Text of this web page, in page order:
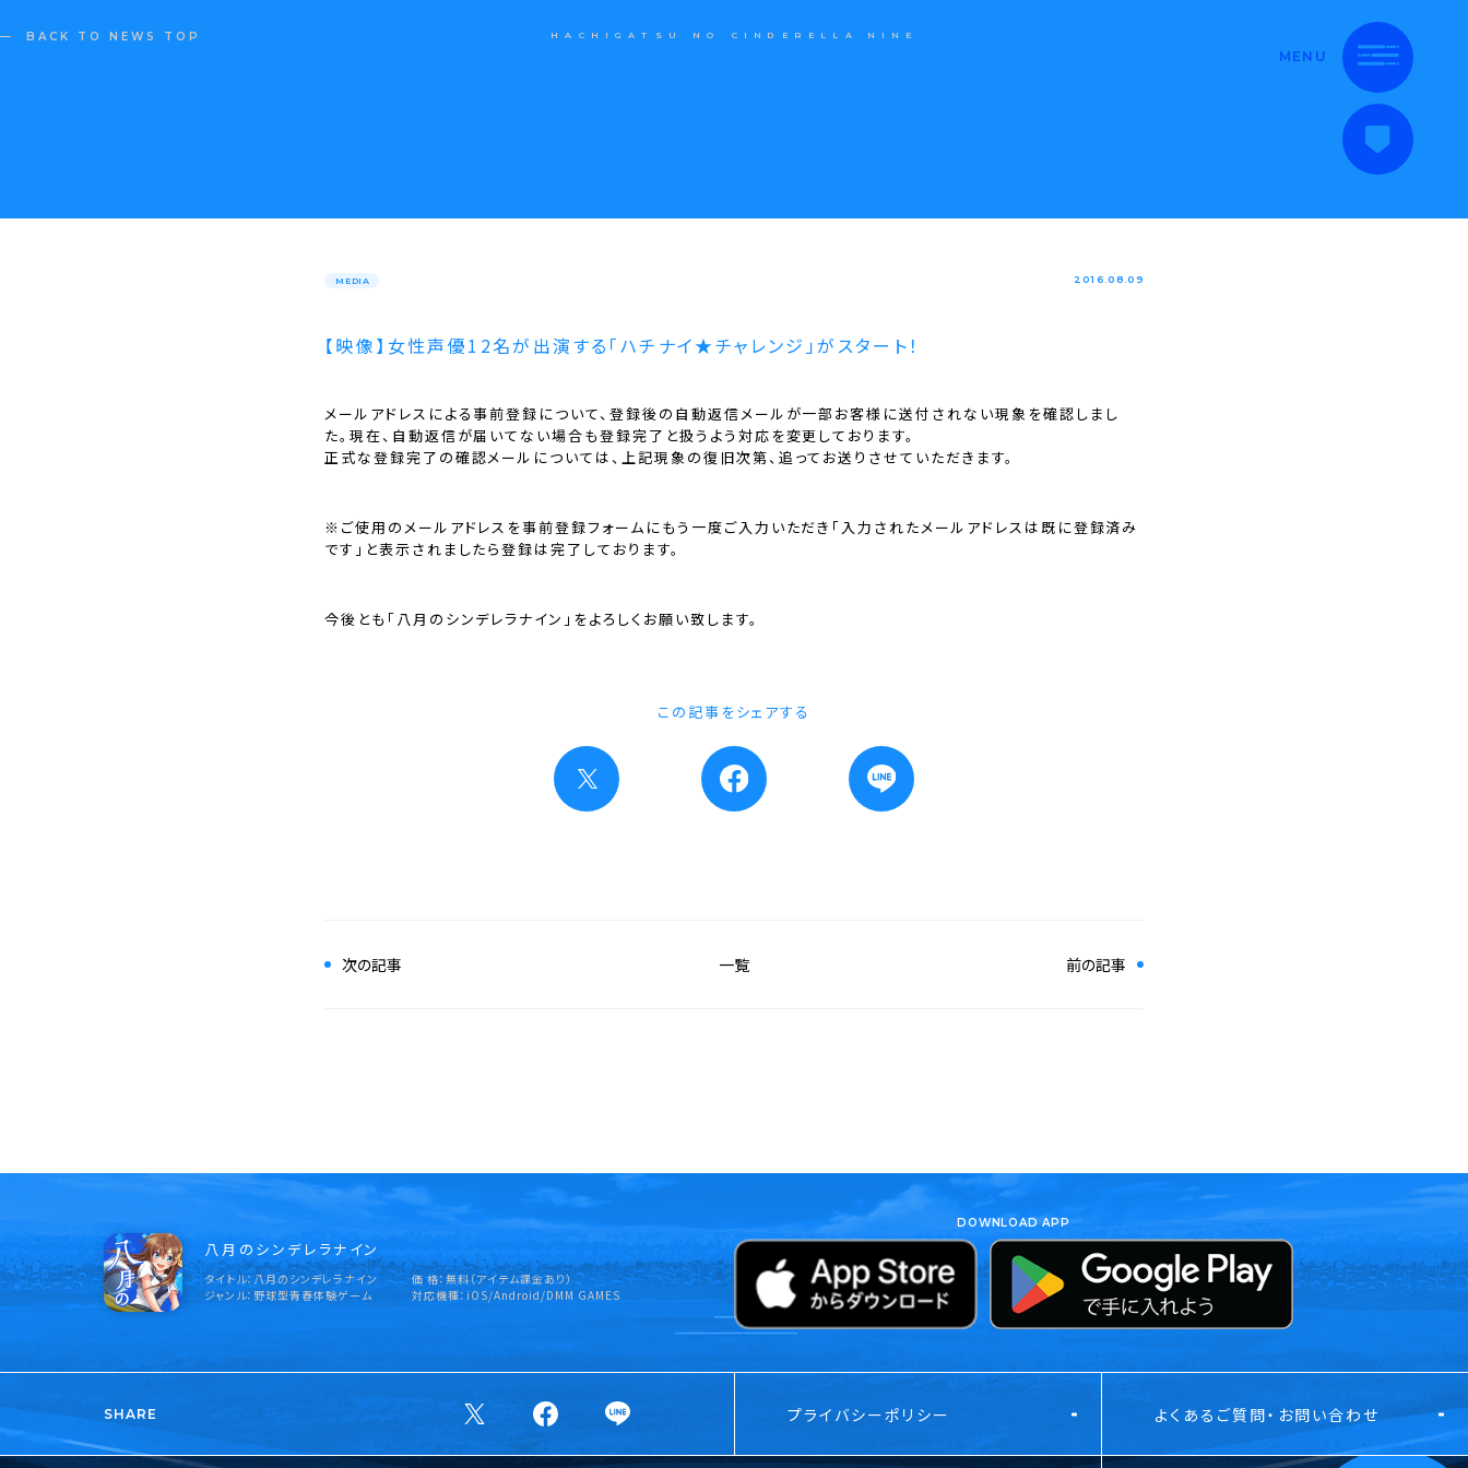
HACHIGATSU NO CINDERELLA NINE
BACK TO NEWS TOP
MEDIA 2016.08.09
【映像】女性声優12名が出演する「ハチナイ★チャレンジ」がスタート！
メールアドレスによる事前登録について、登録後の自動返信メールが一部お客様に送付されない現象を確認しまし
た。現在、自動返信が届いてない場合も登録完了と扱うよう対応を変更しております。
正式な登録完了の確認メールについては、上記現象の復旧次第、追ってお送りさせていただきます。
※ご使用のメールアドレスを事前登録フォームにもう一度ご入力いただき「入力されたメールアドレスは既に登録済み
です」と表示されましたら登録は完了しております。
今後とも「八月のシンデレラナイン」をよろしくお願い致します。
この記事をシェアする
次の記事 前の記事
一覧
八月のシンデレラナイン
タイトル 八月のシンデレラナイン
ジャンル 野球型青春体験ゲーム
価 格 無料（アイテム課金あり）
対応機種 iOS/Android/DMM GAMES
DOWNLOAD APP
SHARE プライバシーポリシー よくあるご質問・お問い合わせ
MENU